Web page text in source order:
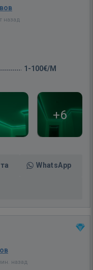
назад
1-100€/M
+6
WhatsApp
назад